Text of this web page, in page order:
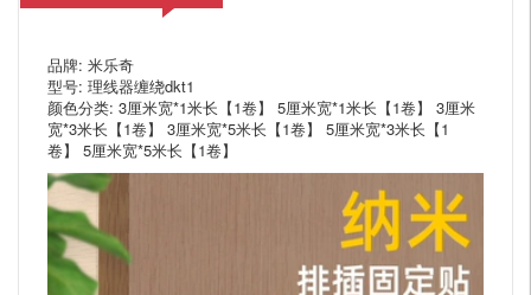
品牌: 米乐奇
型号: 理线器缠绕dkt1
颜色分类: 3厘米宽*1米长【1卷】 5厘米宽*1米长【1卷】 3厘米
宽*3米长【1卷】 3厘米宽*5米长【1卷】 5厘米宽*3米长【1
卷】 5厘米宽*5米长【1卷】